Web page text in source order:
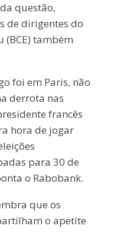
questão,
de dirigentes do
(BCE) também
foi em Paris, não
derrota nas
francês
hora de jogar
para 30 de
o Rabobank.
que os
o apetite